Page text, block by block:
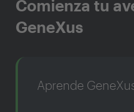
Comienza tu
GeneXus
Aprende